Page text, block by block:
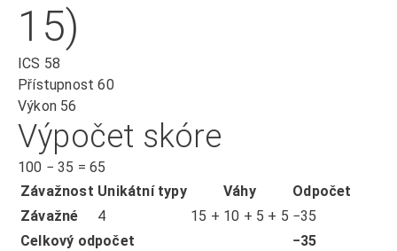
15)
ICS 58
Přístupnost 60
Výkon 56
Výpočet skóre
100 − 35 = 65
Závažnost Unikátní typy Váhy
Odpočet
Závažné
4 15 + 10 + 5 + 5 −35
Celkový odpočet
−35